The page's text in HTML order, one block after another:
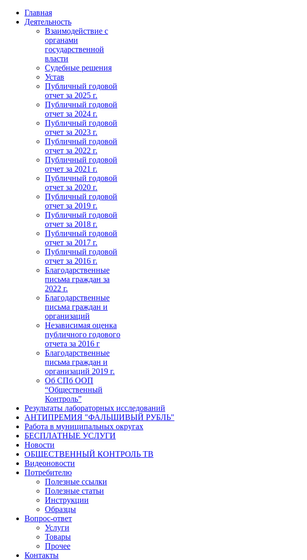
Главная
Деятельность
Взаимодействие с
органами
государственной
власти
Судебные решения
Устав
Публичный годовой
отчет за 2025 г.
Публичный годовой
отчет за 2024 г.
Публичный годовой
отчет за 2023 г.
Публичный годовой
отчет за 2022 г.
Публичный годовой
отчет за 2021 г.
Публичный годовой
отчет за 2020 г.
Публичный годовой
отчет за 2019 г.
Публичный годовой
отчет за 2018 г.
Публичный годовой
отчет за 2017 г.
Публичный годовой
отчет за 2016 г.
Благодарственные
письма граждан за
2022 г.
Благодарственные
письма граждан и
организаций
Независимая оценка
публичного годового
отчета за 2016 г
Благодарственные
письма граждан и
организаций 2019 г.
Об СПб ООП
“Общественный
Контроль”
Результаты лабораторных исследований
АНТИПРЕМИЯ "ФАЛЬШИВЫЙ РУБЛЬ"
Работа в муниципальных округах
БЕСПЛАТНЫЕ УСЛУГИ
Новости
ОБЩЕСТВЕННЫЙ КОНТРОЛЬ ТВ
Видеоновости
Потребителю
Полезные ссылки
Полезные статьи
Инструкции
Образцы
Вопрос-ответ
Услуги
Товары
Прочее
Контакты